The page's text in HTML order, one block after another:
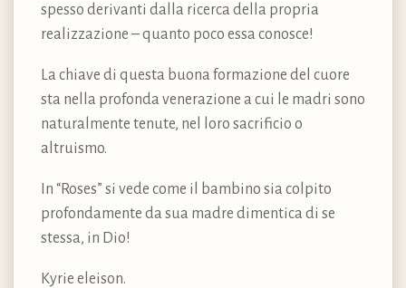
spesso derivanti dalla ricerca della propria
realizzazione – quanto poco essa conosce!
La chiave di questa buona formazione del cuore
sta nella profonda venerazione a cui le madri sono
naturalmente tenute, nel loro sacrificio o
altruismo.
In “Roses” si vede come il bambino sia colpito
profondamente da sua madre dimentica di se
stessa, in Dio!
Kyrie eleison.